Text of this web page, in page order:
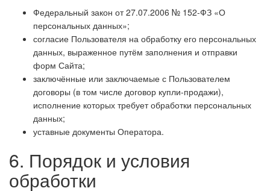
Федеральный закон от 27.07.2006 № 152-ФЗ «О
персональных данных»;
согласие Пользователя на обработку его персональных
данных, выраженное путём заполнения и отправки
форм Сайта;
заключённые или заключаемые с Пользователем
договоры (в том числе договор купли-продажи),
исполнение которых требует обработки персональных
данных;
уставные документы Оператора.
6. Порядок и условия
обработки